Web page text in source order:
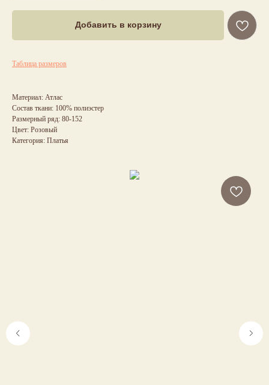
Добавить в корзину
Таблица размеров
Материал: Атлас
Состав ткани: 100% полиэстер
Размерный ряд: 80-152
Цвет: Розовый
Категория: Платья